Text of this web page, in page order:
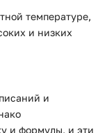
температуре,
и низких
и
и формулы, и эти